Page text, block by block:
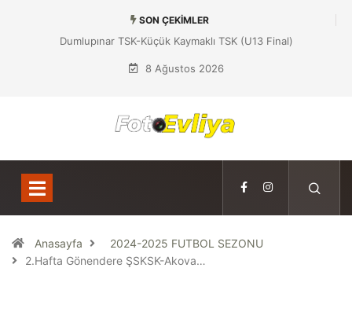
SON ÇEKIMLER
Dumlupınar TSK-Küçük Kaymaklı TSK (U13 Final)
8 Ağustos 2026
Anasayfa
2024-2025 FUTBOL SEZONU
2.Hafta Gönendere ŞSKSK-Akova…